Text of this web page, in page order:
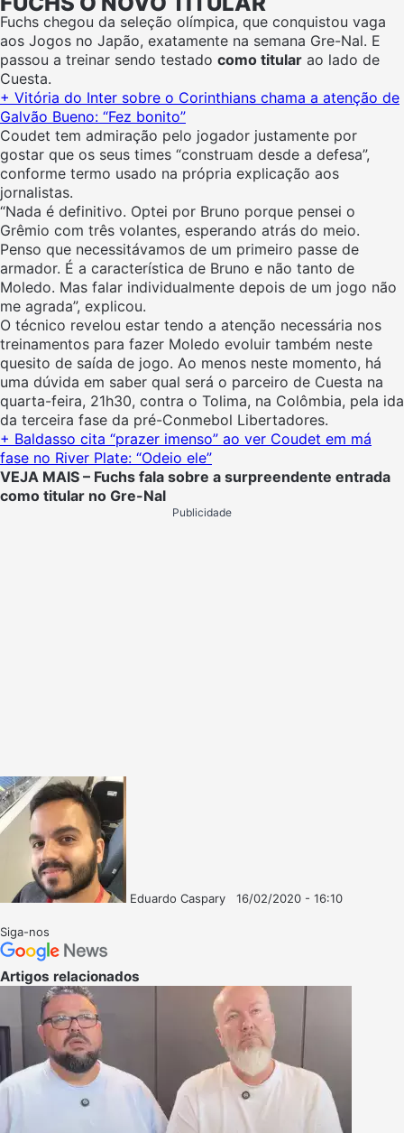
Fuchs chegou da seleção olímpica, que conquistou vaga
aos Jogos no Japão, exatamente na semana Gre-Nal. E
passou a treinar sendo testado como titular ao lado de
Cuesta.
+ Vitória do Inter sobre o Corinthians chama a atenção de
Galvão Bueno: “Fez bonito”
Coudet tem admiração pelo jogador justamente por
gostar que os seus times “construam desde a defesa”,
conforme termo usado na própria explicação aos
jornalistas.
“Nada é definitivo. Optei por Bruno porque pensei o
Grêmio com três volantes, esperando atrás do meio.
Penso que necessitávamos de um primeiro passe de
armador. É a característica de Bruno e não tanto de
Moledo. Mas falar individualmente depois de um jogo não
me agrada”, explicou.
O técnico revelou estar tendo a atenção necessária nos
treinamentos para fazer Moledo evoluir também neste
quesito de saída de jogo. Ao menos neste momento, há
uma dúvida em saber qual será o parceiro de Cuesta na
quarta-feira, 21h30, contra o Tolima, na Colômbia, pela ida
da terceira fase da pré-Conmebol Libertadores.
+ Baldasso cita “prazer imenso” ao ver Coudet em má
fase no River Plate: “Odeio ele”
VEJA MAIS – Fuchs fala sobre a surpreendente entrada
como titular no Gre-Nal
Publicidade
Eduardo Caspary
16/02/2020 - 16:10
Siga-nos
Artigos relacionados